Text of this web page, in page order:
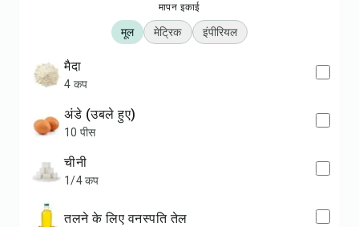
मापन इकाई
मूल मेट्रिक इंपीरियल
मैदा
4 कप
अंडे (उबले हुए)
10 पीस
चीनी
1/4 कप
तलने के लिए वनस्पति तेल